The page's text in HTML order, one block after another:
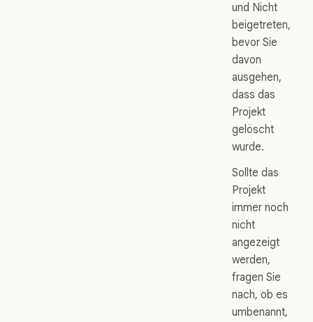
und Nicht
beigetreten,
bevor Sie
davon
ausgehen,
dass das
Projekt
gelöscht
wurde.
Sollte das
Projekt
immer noch
nicht
angezeigt
werden,
fragen Sie
nach, ob es
umbenannt,